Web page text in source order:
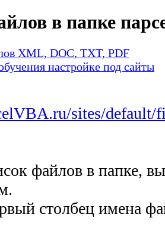
в папке
XML, DOC, TXT, PDF
настройке под сайты
файлов в папке,
столбец имена